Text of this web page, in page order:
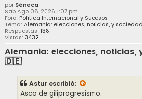
por Séneca
Sab Ago 08, 2026 1:07 pm
Foro: Política Internacional y Sucesos
Tema: Alemania: elecciones, noticias, y
Respuestas: 138
Vistas: 3432
Alemania: elecciones, noticias,
🇩🇪
Astur escribió:
Asco de giliprogresismo: